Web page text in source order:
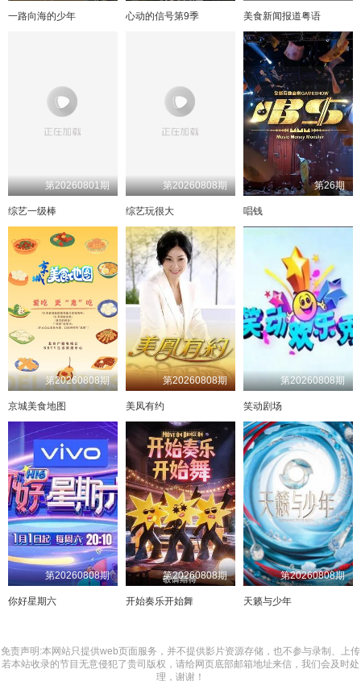
一路向海的少年 心动的信号第9季 美食新闻报道粤语
第20260801期
综艺一级棒
第20260808期
综艺玩很大
第26期
唱钱
第20260808期
京城美食地图
第20260808期
美凤有约
第20260808期
笑动剧场
第20260808期
你好星期六
第20260808期
开始奏乐开始舞
第20260808期
天籁与少年
免责声明:本网站只提供web页面服务，并不提供影片资源存储，也不参与录制、上传
若本站收录的节目无意侵犯了贵司版权，请给网页底部邮箱地址来信，我们会及时处
理，谢谢！